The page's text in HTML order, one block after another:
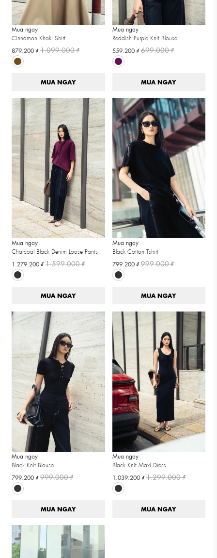
Mua ngay
Cinnamon Khaki Shirt
879.200 ₫1.099.000 ₫
MUA NGAY
Mua ngay
Reddish Purple Knit Blouse
559.200 ₫699.000 ₫
MUA NGAY
Mua ngay
Charcoal Black Denim Loose Pants
1.279.200 ₫1.599.000 ₫
MUA NGAY
Mua ngay
Black Cotton Tshirt
799.200 ₫999.000 ₫
MUA NGAY
Mua ngay
Black Knit Blouse
799.200 ₫999.000 ₫
MUA NGAY
Mua ngay
Black Knit Maxi Dress
1.039.200 ₫1.299.000 ₫
MUA NGAY